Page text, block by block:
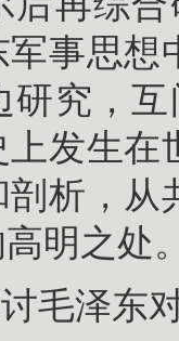
军事思
研究，
发生
析，从
明之处
讨毛泽东